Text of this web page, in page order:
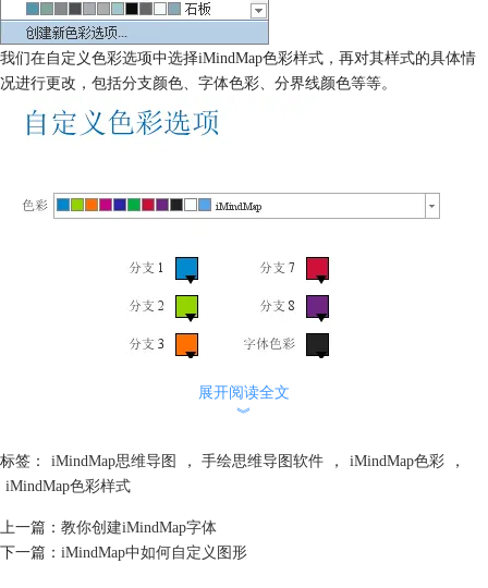
我们在自定义色彩选项中选择iMindMap色彩样式，再对其样式的具体情
况进行更改，包括分支颜色、字体色彩、分界线颜色等等。
展开阅读全文
︾
标签： iMindMap思维导图 ， 手绘思维导图软件 ， iMindMap色彩
，
iMindMap色彩样式
上一篇： 教你创建iMindMap字体
下一篇： iMindMap中如何自定义图形